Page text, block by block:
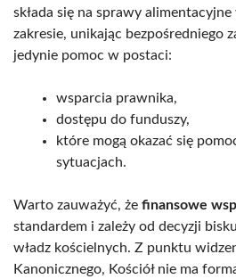
składa się na sprawy
zakresie, unikając bezpośredniego
jedynie pomoc w postaci:
wsparcia prawnika,
dostępu do funduszy,
które mogą okazać się
sytuacjach.
Warto zauważyć, że finansowe
standardem i zależy od decyzji
władz kościelnych. Z punktu
Kanonicznego, Kościół nie ma